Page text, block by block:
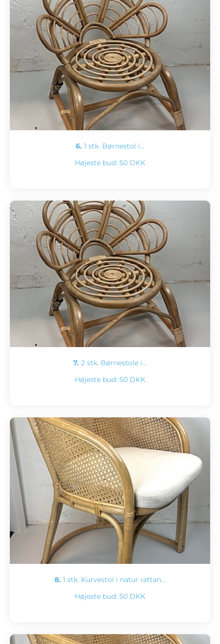
6. 1 stk. Børnestol i…
Højeste bud: 50 DKK
7. 2 stk. Børnestole i…
Højeste bud: 50 DKK
8. 1 stk. Kurvestol i natur rattan…
Højeste bud: 50 DKK